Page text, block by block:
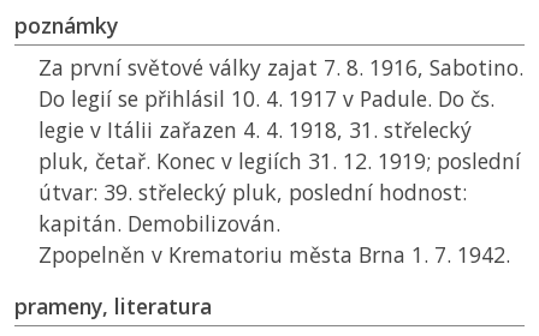
poznámky
Za první světové války zajat 7. 8. 1916, Sabotino.
Do legií se přihlásil 10. 4. 1917 v Padule. Do čs.
legie v Itálii zařazen 4. 4. 1918, 31. střelecký
pluk, četař. Konec v legiích 31. 12. 1919; poslední
útvar: 39. střelecký pluk, poslední hodnost:
kapitán. Demobilizován.
Zpopelněn v Krematoriu města Brna 1. 7. 1942.
prameny, literatura